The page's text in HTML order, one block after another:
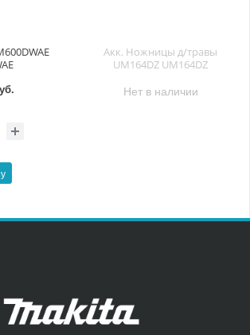
Акк. Ножницы д/травы
UM164DZ UM164DZ
Нет в наличии